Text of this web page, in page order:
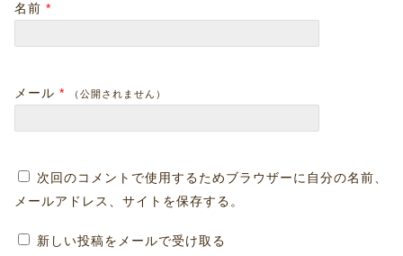
名前 *
メール * （公開されません）
次回のコメントで使用するためブラウザーに自分の名前、
メールアドレス、サイトを保存する。
新しい投稿をメールで受け取る